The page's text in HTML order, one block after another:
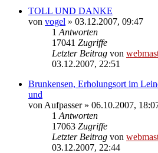
TOLL UND DANKE
von vogel » 03.12.2007, 09:47
1 Antworten
17041 Zugriffe
Letzter Beitrag von
03.12.2007, 22:51
Brunkensen, Erholungsort im
und
von Aufpasser» 06.10.2007,
1 Antworten
17063 Zugriffe
Letzter Beitrag von
03.12.2007, 22:44